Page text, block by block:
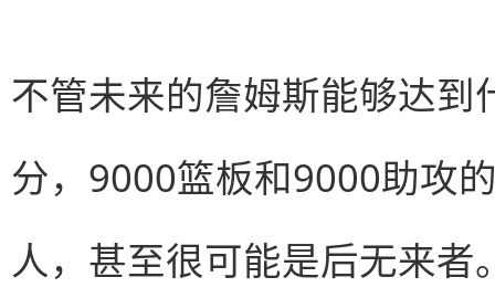
不管未来的詹姆斯能够达
分，9000篮板和9000助攻
人，甚至很可能是后无来者